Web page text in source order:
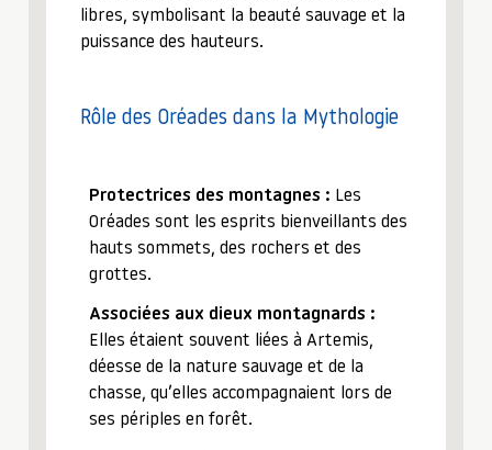
libres, symbolisant la beauté sauvage et la
puissance des hauteurs.
Rôle des Oréades dans la Mythologie
Protectrices des montagnes : Les
Oréades sont les esprits bienveillants des
hauts sommets, des rochers et des
grottes.
Associées aux dieux montagnards :
Elles étaient souvent liées à Artemis,
déesse de la nature sauvage et de la
chasse, qu’elles accompagnaient lors de
ses périples en forêt.